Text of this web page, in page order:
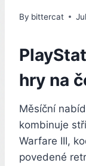
By bittercat
hry na
Měsíční
kombinuje
Warfare III,
povedené